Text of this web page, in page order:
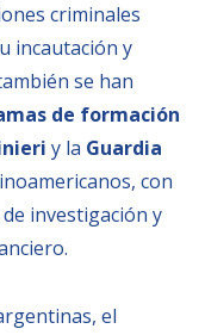
criminales
incautación y
se han
de formación
y la Guardia
con
investigación y
el